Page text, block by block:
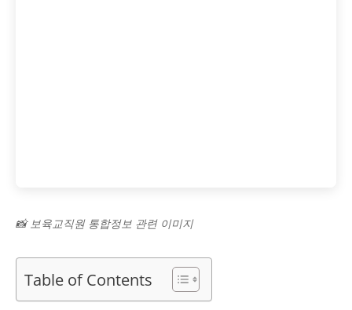
📸 보육교직원 통합정보 관련 이미지
Table of Contents